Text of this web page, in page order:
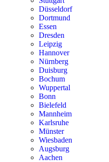
Düsseldorf
Dortmund
Essen
Dresden
Leipzig
Hannover
Nürnberg
Duisburg
Bochum
Wuppertal
Bonn
Bielefeld
Mannheim
Karlsruhe
Münster
Wiesbaden
Augsburg
Aachen